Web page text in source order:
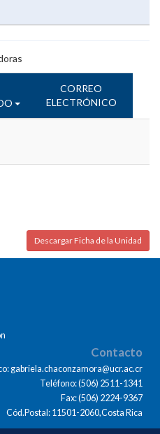
CORREO
ELECTRÓNICO
Descargar Ficha de la Unidad
Contacto
gabriela.chaconzamora@ucr.ac.cr
Teléfono: (506) 2511-1341
Fax: (506) 2224-9367
Cód.Postal: 11501-2060,Costa Rica